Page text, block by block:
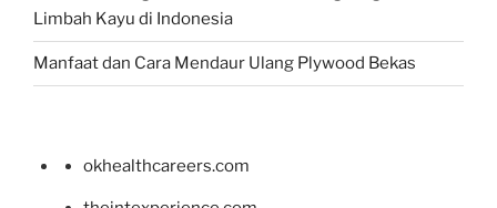
Limbah Kayu di Indonesia
Manfaat dan Cara Mendaur Ulang Plywood Bekas
okhealthcareers.com